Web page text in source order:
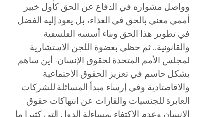
وواصل مشواره في الدفاع عن الحق كأول خبير
أممي معني بالحق في الغذاء، بل يعود إليه الفضل
في تطوير هذا الحق وبناء أسسه الفلسفية
والقانونية.. ثم حظي بعضوة اللجن الاستشارية
لمجلس الأمم المتحدة لحقوق الإنسان، أين ساهم
بشكل حاسم في تعزيز الحقوق الاجتماعية
والاقاصتادية وفي إرساء مبدأ المسائلة للشركات
العابرة للجنسيات والقارات عن انتهاكات حقوق